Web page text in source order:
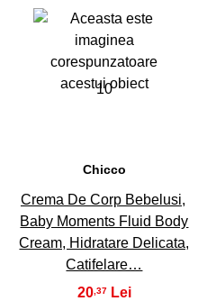
10
Chicco
Crema De Corp Bebelusi,
Baby Moments Fluid Body
Cream, Hidratare Delicata,
Catifelare…
20,37